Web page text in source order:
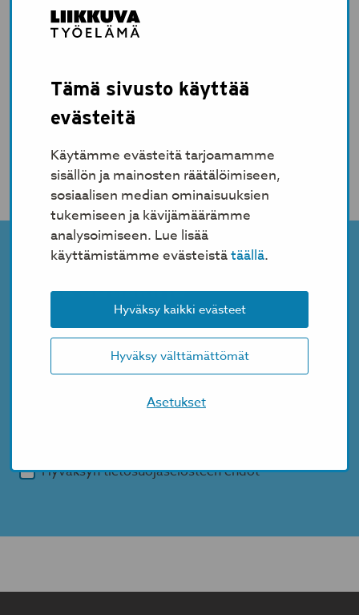
Tämä sivusto käyttää
evästeitä
Käytämme evästeitä tarjoamamme
sisällön ja mainosten räätälöimiseen,
sosiaalisen median ominaisuuksien
tukemiseen ja kävijämäärämme
analysoimiseen. Lue lisää
käyttämistämme evästeistätäällä.
Hyväksy kaikki evästeet
Hyväksy välttämättömät
Asetukset
maltillisen liikkumissuosituksen minimimäärää.
Liikkumisen avulla työikäisten terveyttä, hyvinvointia
Kun henkilöstö jaksaa ja voi hyvin, näkyy tämä
varmasti koko työyhteisön toiminnassa.
Lue Työterveyslaitoksen artikkeli
Tilaa uutiskirje
Tilaa suoraan sähköpostiisi hyödyllisiä vinkkejä ja
tietoa työkyvyn parantamiseen liikunnan avulla.
Hyväksyn tietosuojaselosteen ehdot*